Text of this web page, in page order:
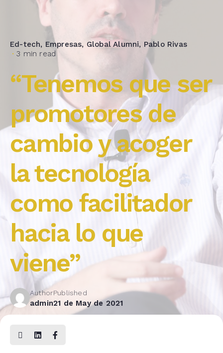
Ed-tech Empresas Global Alumni
Pablo Rivas
3 min read
“Tenemos que ser
promotores de
cambio y acoger
la tecnología
como facilitador
hacia lo que
viene”
Author
admin
Published
21 de May de 2021